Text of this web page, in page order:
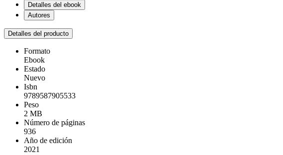
Detalles del ebook
Autores
Detalles del producto
Formato
Ebook
Estado
Nuevo
Isbn
9789587905533
Peso
2 MB
Número de páginas
936
Año de edición
2021